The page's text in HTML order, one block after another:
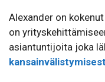
Alexander on
on
asiantuntijoita joka